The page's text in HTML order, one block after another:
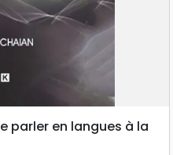
parler en langues à la